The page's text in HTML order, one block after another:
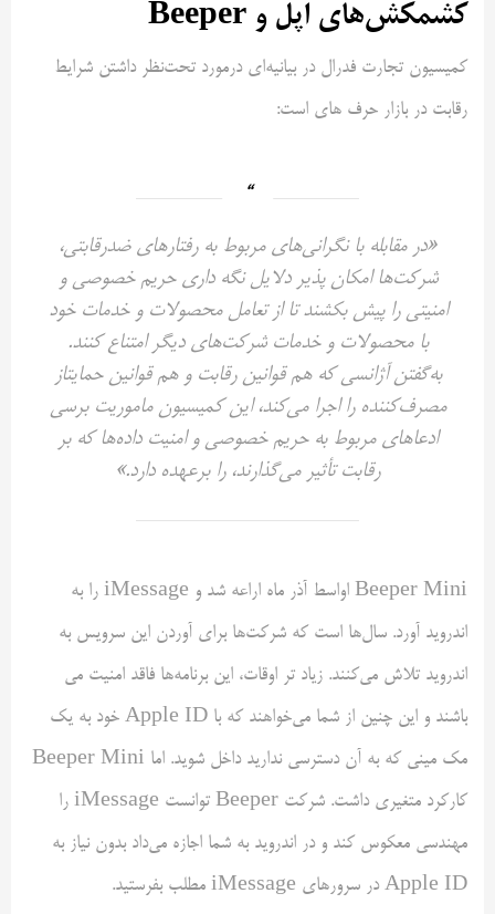
کشمکش‌های اپل و Beeper
کمیسیون تجارت فدرال در بیانیه‌ای درمورد تحت‌نظر داشتن شرایط
رقابت در بازار حرف های است:
«در مقابله با نگرانی‌های مربوط به رفتارهای ضدرقابتی،
شرکت‌ها امکان پذیر دلایل نگه داری حریم خصوصی و
امنیتی را پیش بکشند تا از تعامل محصولات و خدمات خود
با محصولات و خدمات شرکت‌های دیگر امتناع کنند.
به‌گفتن آژانسی که هم قوانین رقابت و هم قوانین حمایتاز
مصرف‌کننده را اجرا می‌کند، این کمیسیون ماموریت برسی
ادعاهای مربوط به حریم خصوصی و امنیت داده‌ها که بر
رقابت تأثیر می‌گذارند، را برعهده دارد.»
Beeper Mini اواسط آذر ماه اراعه شد و iMessage را به
اندروید آورد. سال‌ها است که شرکت‌ها برای آوردن این سرویس به
اندروید تلاش‌ می‌کنند. زیاد تر اوقات، این برنامه‌ها فاقد امنیت می
باشند و این چنین از شما می‌خواهند که با Apple ID خود به یک
مک مینی که به آن دسترسی ندارید داخل شوید. اما Beeper Mini
کارکرد متغیری داشت. شرکت Beeper توانست iMessage را
مهندسی معکوس کند و در اندروید به شما اجازه می‌داد بدون نیاز به
Apple ID در سرورهای iMessage مطلب بفرستید.